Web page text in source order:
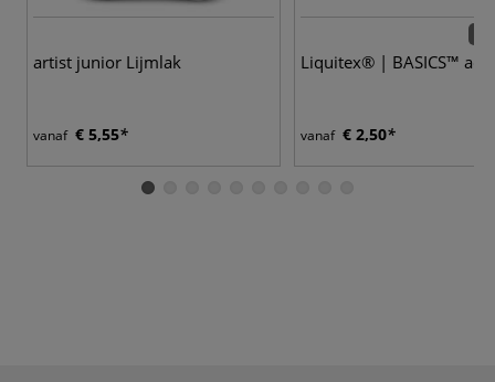
artist junior Lijmlak
vanaf € 5,55
Liquitex® | BASICS™
vanaf € 2,50